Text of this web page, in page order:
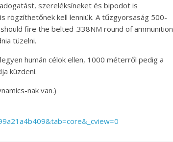
szereléksíneket és bipodot is
rögzíthetőnek kell lenniük. A tűzgyorsaság 500-
fire the belted .338NM round of ammunition
tüzelni.
humán célok ellen, 1000 méterről pedig a
küzdeni.
nak van.)